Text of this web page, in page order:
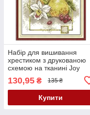
Набір для вишивання
хрестиком з друкованою
схемою на тканині Joy
130,95 ₴ 135 ₴
Купити